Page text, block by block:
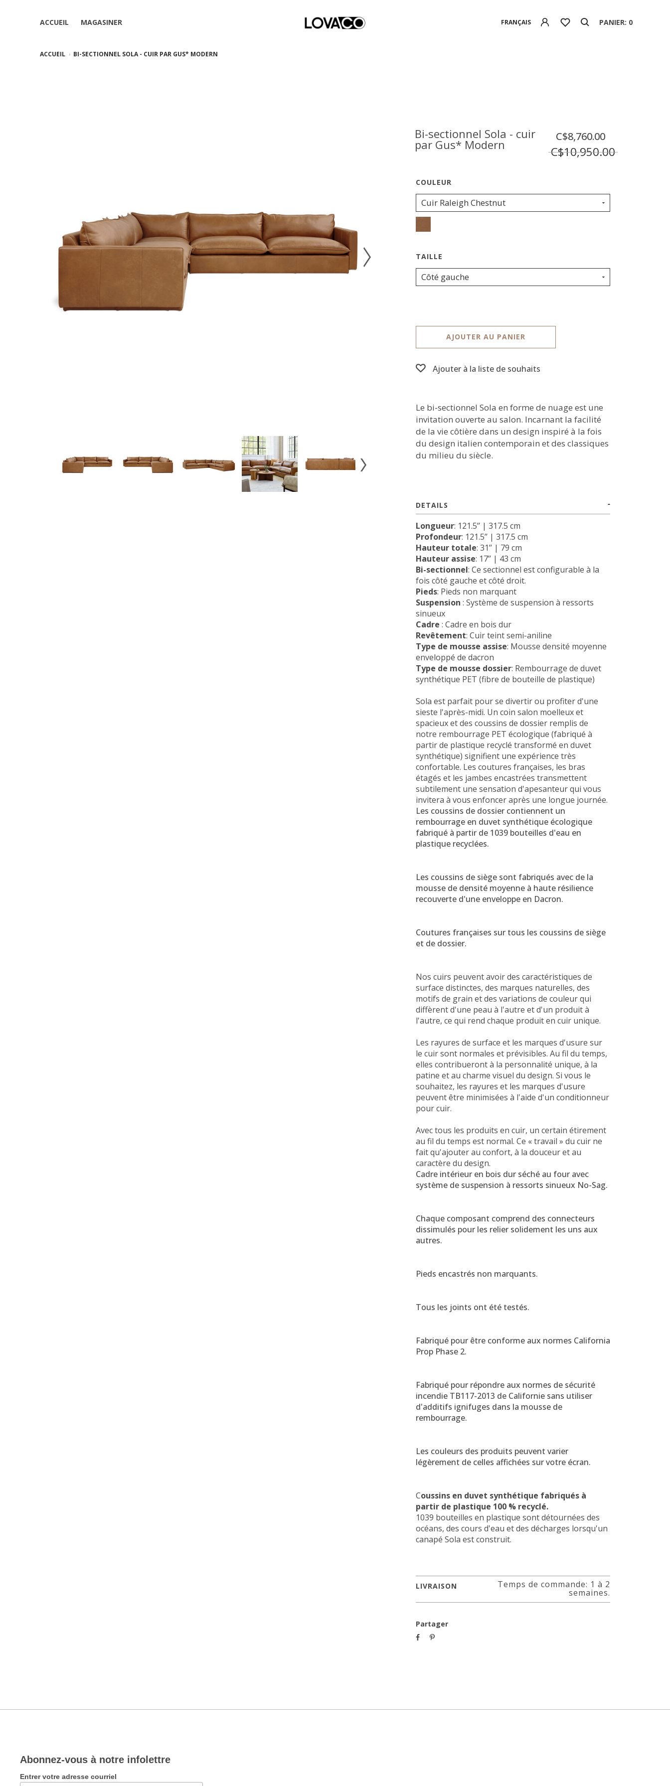
ACCUEIL MAGASINER FRANÇAIS PANIER: 0
ACCUEIL BI-SECTIONNEL SOLA - CUIR PAR GUS* MODERN
Bi-sectionnel Sola - cuir
par Gus* Modern
C$8,760.00
C$10,950.00
Cuir Raleigh Chestnut
Côté gauche
AJOUTER AU PANIER
Ajouter à la liste de souhaits
Le bi-sectionnel Sola en forme de nuage est une
invitation ouverte au salon. Incarnant la facilité
de la vie côtière dans un design inspiré à la fois
du design italien contemporain et des classiques
du milieu du siècle.
DETAILS
Longueur: 121.5’’ | 317.5 cm
Profondeur: 121.5’’ | 317.5 cm
Hauteur totale: 31’’ | 79 cm
Hauteur assise: 17’’ | 43 cm
Bi-sectionnel: Ce sectionnel est configurable à la
fois côté gauche et côté droit.
Pieds: Pieds non marquant
Suspension : Système de suspension à ressorts
sinueux
Cadre : Cadre en bois dur
Revêtement: Cuir teint semi-aniline
Type de mousse assise: Mousse densité moyenne
enveloppé de dacron
Type de mousse dossier: Rembourrage de duvet
synthétique PET (fibre de bouteille de plastique)
Sola est parfait pour se divertir ou profiter d'une
sieste l'après-midi. Un coin salon moelleux et
spacieux et des coussins de dossier remplis de
notre rembourrage PET écologique (fabriqué à
partir de plastique recyclé transformé en duvet
synthétique) signifient une expérience très
confortable. Les coutures françaises, les bras
étagés et les jambes encastrées transmettent
subtilement une sensation d'apesanteur qui vous
invitera à vous enfoncer après une longue journée.
Les coussins de dossier contiennent un
rembourrage en duvet synthétique écologique
fabriqué à partir de 1039 bouteilles d'eau en
plastique recyclées.
Les coussins de siège sont fabriqués avec de la
mousse de densité moyenne à haute résilience
recouverte d'une enveloppe en Dacron.
Coutures françaises sur tous les coussins de siège
et de dossier.
Nos cuirs peuvent avoir des caractéristiques de
surface distinctes, des marques naturelles, des
motifs de grain et des variations de couleur qui
diffèrent d'une peau à l'autre et d'un produit à
l'autre, ce qui rend chaque produit en cuir unique.
Les rayures de surface et les marques d'usure sur
le cuir sont normales et prévisibles. Au fil du temps,
elles contribueront à la personnalité unique, à la
patine et au charme visuel du design. Si vous le
souhaitez, les rayures et les marques d'usure
peuvent être minimisées à l'aide d'un conditionneur
pour cuir.
Avec tous les produits en cuir, un certain étirement
au fil du temps est normal. Ce « travail » du cuir ne
fait qu'ajouter au confort, à la douceur et au
caractère du design.
Cadre intérieur en bois dur séché au four avec
système de suspension à ressorts sinueux No-Sag.
Chaque composant comprend des connecteurs
dissimulés pour les relier solidement les uns aux
autres.
Pieds encastrés non marquants.
Tous les joints ont été testés.
Fabriqué pour être conforme aux normes California
Prop Phase 2.
Fabriqué pour répondre aux normes de sécurité
incendie TB117-2013 de Californie sans utiliser
d'additifs ignifuges dans la mousse de
rembourrage.
Les couleurs des produits peuvent varier
légèrement de celles affichées sur votre écran.
Coussins en duvet synthétique fabriqués à
partir de plastique 100 % recyclé.
1039 bouteilles en plastique sont détournées des
océans, des cours d'eau et des décharges lorsqu'un
canapé Sola est construit.
LIVRAISON Temps de commande: 1 à 2
semaines.
Partager
Abonnez-vous à notre infolettre
Entrer votre adresse courriel